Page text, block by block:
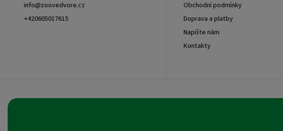
info@zoovedvore.cz
+420605017615
Obchodní podmínky
Doprava a platby
Napište nám
Kontakty